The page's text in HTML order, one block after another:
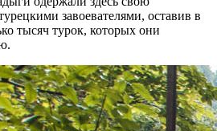
завоевателями, оставив в
тысяч турок, которых они